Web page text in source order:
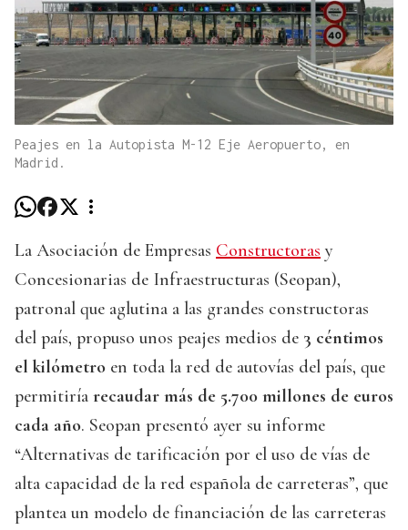
Peajes en la Autopista M-12 Eje Aeropuerto, en
Madrid.
La Asociación de Empresas Constructoras y
Concesionarias de Infraestructuras (Seopan),
patronal que aglutina a las grandes constructoras
del país, propuso unos peajes medios de 3 céntimos
el kilómetro en toda la red de autovías del país, que
permitiría recaudar más de 5.700 millones de euros
cada año. Seopan presentó ayer su informe
“Alternativas de tarificación por el uso de vías de
alta capacidad de la red española de carreteras”, que
plantea un modelo de financiación de las carreteras